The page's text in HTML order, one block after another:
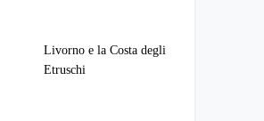
Livorno e la Costa degli
Etruschi